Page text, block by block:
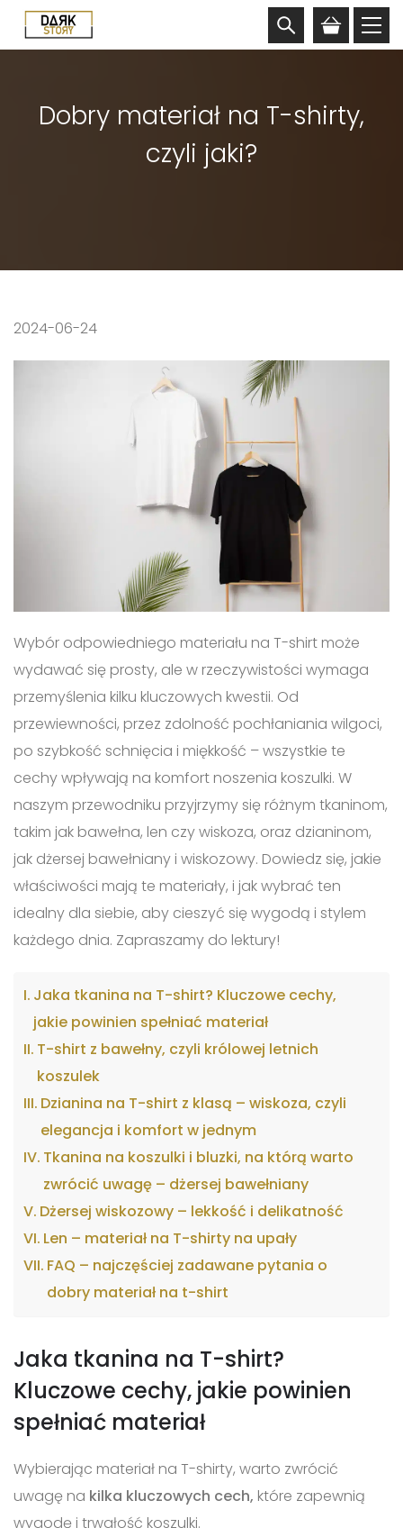
Dobry materiał na T-shirty,
czyli jaki?
2024-06-24
Wybór odpowiedniego materiału na T-shirt może
wydawać się prosty, ale w rzeczywistości wymaga
przemyślenia kilku kluczowych kwestii. Od
przewiewności, przez zdolność pochłaniania wilgoci,
po szybkość schnięcia i miękkość – wszystkie te
cechy wpływają na komfort noszenia koszulki. W
naszym przewodniku przyjrzymy się różnym tkaninom,
takim jak bawełna, len czy wiskoza, oraz dzianinom,
jak dżersej bawełniany i wiskozowy. Dowiedz się, jakie
właściwości mają te materiały, i jak wybrać ten
idealny dla siebie, aby cieszyć się wygodą i stylem
każdego dnia. Zapraszamy do lektury!
Jaka tkanina na T-shirt? Kluczowe cechy,
jakie powinien spełniać materiał
T-shirt z bawełny, czyli królowej letnich
koszulek
Dzianina na T-shirt z klasą – wiskoza, czyli
elegancja i komfort w jednym
Tkanina na koszulki i bluzki, na którą warto
zwrócić uwagę – dżersej bawełniany
Dżersej wiskozowy – lekkość i delikatność
Len – materiał na T-shirty na upały
FAQ – najczęściej zadawane pytania o
dobry materiał na t-shirt
Jaka tkanina na T-shirt?
Kluczowe cechy, jakie powinien
spełniać materiał
Wybierając materiał na T-shirty, warto zwrócić
uwagę na kilka kluczowych cech, które zapewnią
wygodę i trwałość koszulki.